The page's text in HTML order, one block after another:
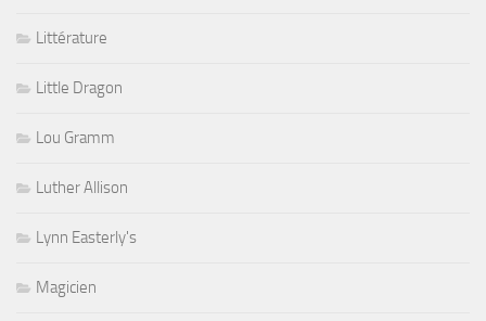
Littérature
Little Dragon
Lou Gramm
Luther Allison
Lynn Easterly's
Magicien